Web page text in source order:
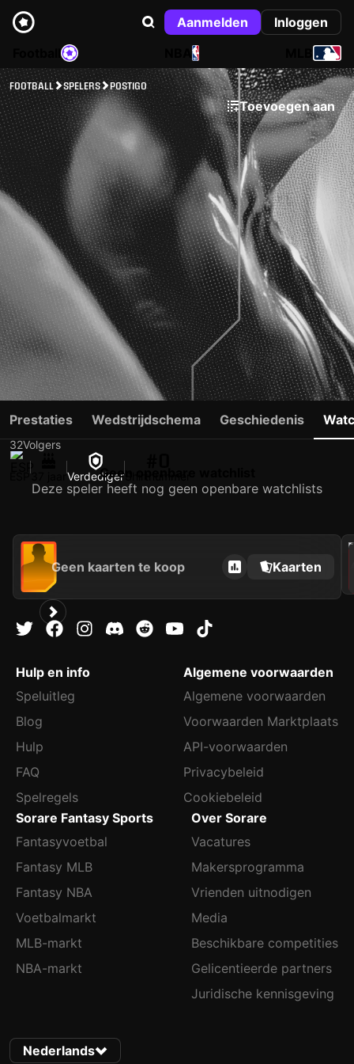
Aanmelden
Inloggen
NBA
FOOTBALL SPELERS POSTIGO
Toevoegen aan
POSTIGO
32Volgers
Verdediger
Prestaties Wedstrijdschema Geschiedenis
Geen openbare watchlist
Deze speler heeft nog geen openbare watchlists
Geen kaarten te koop Kaarten
2021
Hulp en info
Speluitleg
Blog
Hulp
FAQ
Spelregels
Algemene voorwaarden
Algemene voorwaarden
Voorwaarden Marktplaats
API-voorwaarden
Privacybeleid
Cookiebeleid
Sorare Fantasy Sports
Fantasyvoetbal
Fantasy MLB
Fantasy NBA
Voetbalmarkt
MLB-markt
NBA-markt
Over Sorare
Vacatures
Makersprogramma
Vrienden uitnodigen
Media
Beschikbare competities
Gelicentieerde partners
Juridische kennisgeving
Nederlands